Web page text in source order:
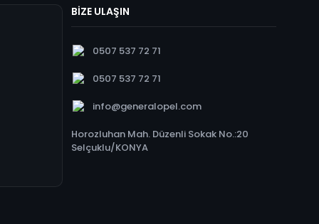
BİZE ULAŞIN
0507 537 72 71
0507 537 72 71
info@generalopel.com
Horozluhan Mah. Düzenli Sokak No.:20
Selçuklu/KONYA